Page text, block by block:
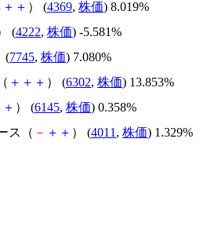
＋ ＋ ） (4369, 株価) 8.019%
(4222, 株価) -5.581%
(7745, 株価) 7.080%
＋ ＋ ＋ ） (6302, 株価) 13.853%
＋ ） (6145, 株価) 0.358%
ス（ － ＋ ＋ ） (4011 , 株価) 1.329%